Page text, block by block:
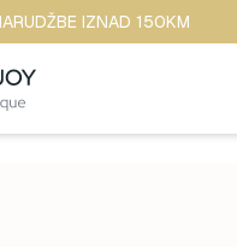
IZNAD 150KM